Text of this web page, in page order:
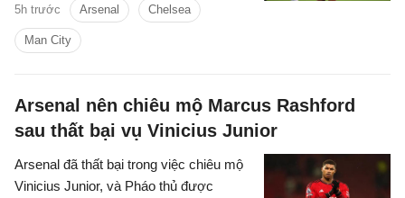
5h trước Arsenal Chelsea
Man City
Arsenal nên chiêu mộ Marcus Rashford
sau thất bại vụ Vinicius Junior
Arsenal đã thất bại trong việc chiêu mộ
Vinicius Junior, và Pháo thủ được